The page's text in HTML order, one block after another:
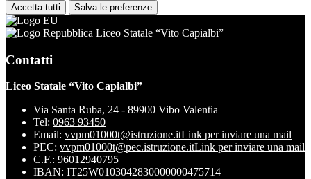
Accetta tutti Salva le preferenze
Liceo Statale “Vito Capialbi”
Contatti
Liceo Statale “Vito Capialbi”
Via Santa Ruba, 24 - 89900 Vibo Valentia
Tel: 0963 93450
Email: vvpm01000t@istruzione.itLink per inviare una mail
PEC: vvpm01000t@pec.istruzione.itLink per inviare una mail
C.F.: 96012940795
IBAN: IT25W0103042830000000475714